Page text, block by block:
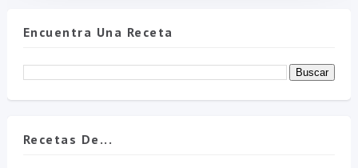
Encuentra Una Receta
Recetas De...